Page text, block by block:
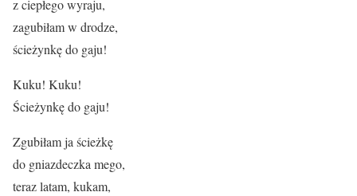
z ciepłego wyraju,
zagubiłam w drodze,
ścieżynkę do gaju!
Kuku! Kuku!
Ścieżynkę do gaju!
Zgubiłam ja ścieżkę
do gniazdeczka mego,
teraz latam, kukam,